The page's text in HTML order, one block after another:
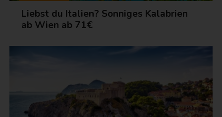
Liebst du Italien? Sonniges Kalabrien
ab Wien ab 71€